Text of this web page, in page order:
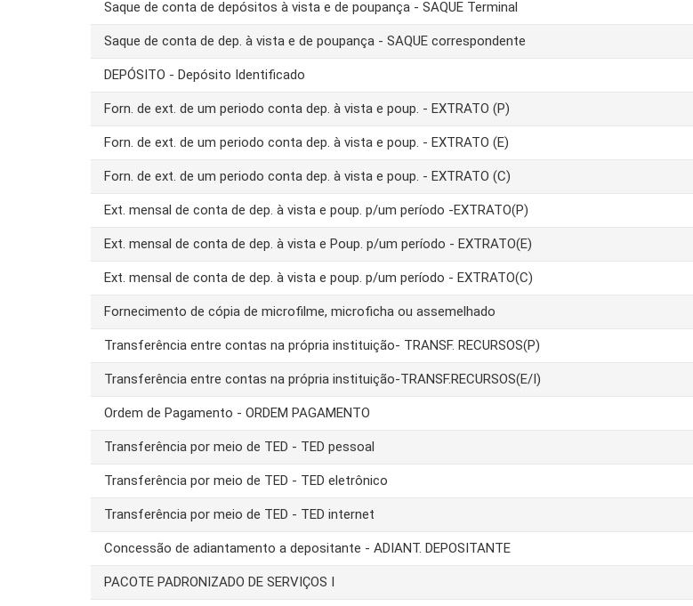
Saque de conta de depósitos à vista e de poupança - SAQUE Terminal
Saque de conta de dep. à vista e de poupança - SAQUE correspondente
DEPÓSITO - Depósito Identificado
Forn. de ext. de um periodo conta dep. à vista e poup. - EXTRATO (P)
Forn. de ext. de um periodo conta dep. à vista e poup. - EXTRATO (E)
Forn. de ext. de um periodo conta dep. à vista e poup. - EXTRATO (C)
Ext. mensal de conta de dep. à vista e poup. p/um período -EXTRATO(P)
Ext. mensal de conta de dep. à vista e Poup. p/um período - EXTRATO(E)
Ext. mensal de conta de dep. à vista e poup. p/um período - EXTRATO(C)
Fornecimento de cópia de microfilme, microficha ou assemelhado
Transferência entre contas na própria instituição- TRANSF. RECURSOS(P)
Transferência entre contas na própria instituição-TRANSF.RECURSOS(E/I)
Ordem de Pagamento - ORDEM PAGAMENTO
Transferência por meio de TED - TED pessoal
Transferência por meio de TED - TED eletrônico
Transferência por meio de TED - TED internet
Concessão de adiantamento a depositante - ADIANT. DEPOSITANTE
PACOTE PADRONIZADO DE SERVIÇOS I